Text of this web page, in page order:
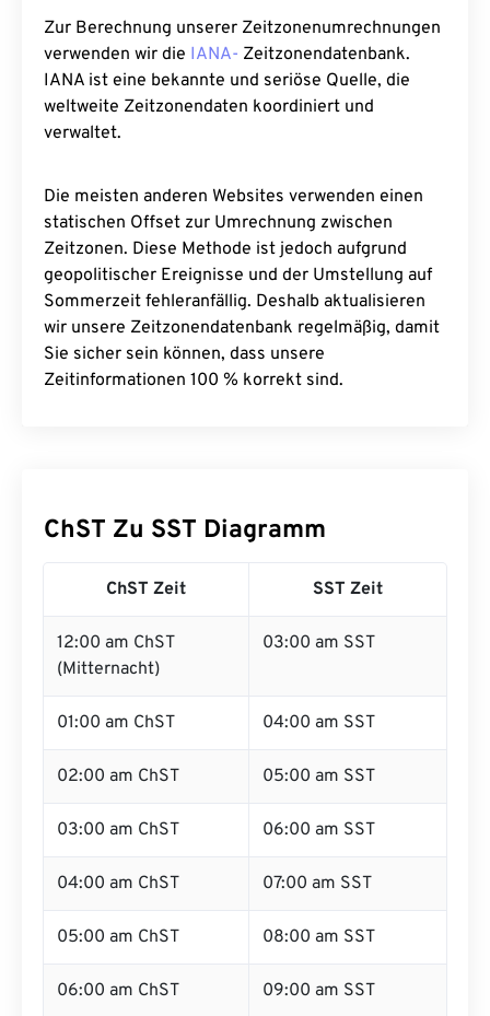
Zur Berechnung unserer Zeitzonenumrechnungen
verwenden wir die IANA- Zeitzonendatenbank.
IANA ist eine bekannte und seriöse Quelle, die
weltweite Zeitzonendaten koordiniert und
verwaltet.
Die meisten anderen Websites verwenden einen
statischen Offset zur Umrechnung zwischen
Zeitzonen. Diese Methode ist jedoch aufgrund
geopolitischer Ereignisse und der Umstellung auf
Sommerzeit fehleranfällig. Deshalb aktualisieren
wir unsere Zeitzonendatenbank regelmäßig, damit
Sie sicher sein können, dass unsere
Zeitinformationen 100 % korrekt sind.
ChST Zu SST Diagramm
ChST Zeit SST Zeit
12:00 am ChST
(Mitternacht)
03:00 am SST
01:00 am ChST 04:00 am SST
02:00 am ChST 05:00 am SST
03:00 am ChST 06:00 am SST
04:00 am ChST 07:00 am SST
05:00 am ChST 08:00 am SST
06:00 am ChST 09:00 am SST